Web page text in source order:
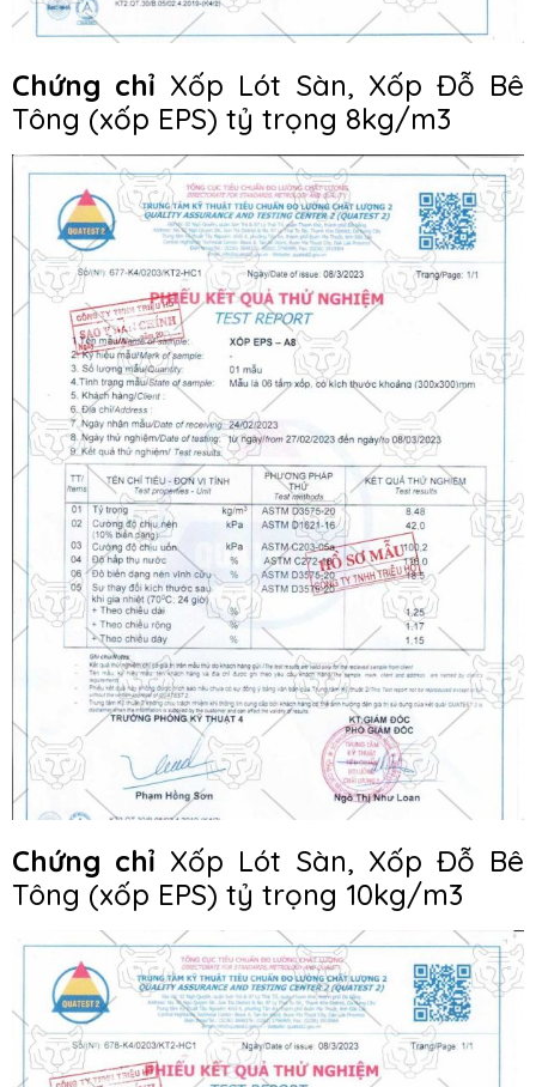
Chứng chỉ Xốp Lót Sàn, Xốp Đỗ Bê
Tông (xốp EPS) tỷ trọng 8kg/m3
Chứng chỉ Xốp Lót Sàn, Xốp Đỗ Bê
Tông (xốp EPS) tỷ trọng 10kg/m3